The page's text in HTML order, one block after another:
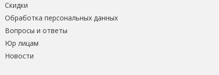
Скидки
Обработка персональных данных
Вопросы и ответы
Юр лицам
Новости